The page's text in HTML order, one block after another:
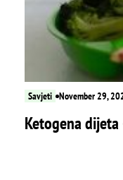
Savjeti November 29,
Ketogena